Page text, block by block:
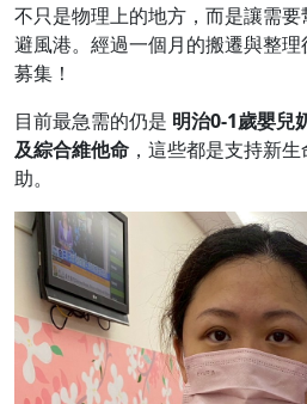
不只是物理上的地方，而是讓需
避風港。經過一個月的搬遷與整理
募集！
目前最急需的仍是 明治0-1歲嬰兒
及綜合維他命 ，這些都是支持新
助。